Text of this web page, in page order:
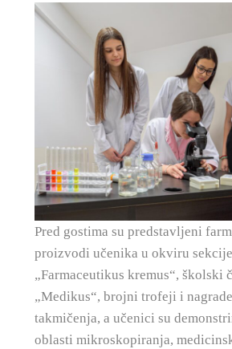
Pred gostima su predstavljeni
proizvodi učenika u okviru sekcije
„Farmaceutikus kremus“, školski
„Medikus“, brojni trofeji i
takmičenja, a učenici su
oblasti mikroskopiranja,